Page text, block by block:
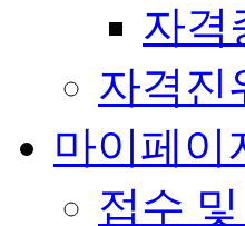
자격
자격진
마이페이
접수